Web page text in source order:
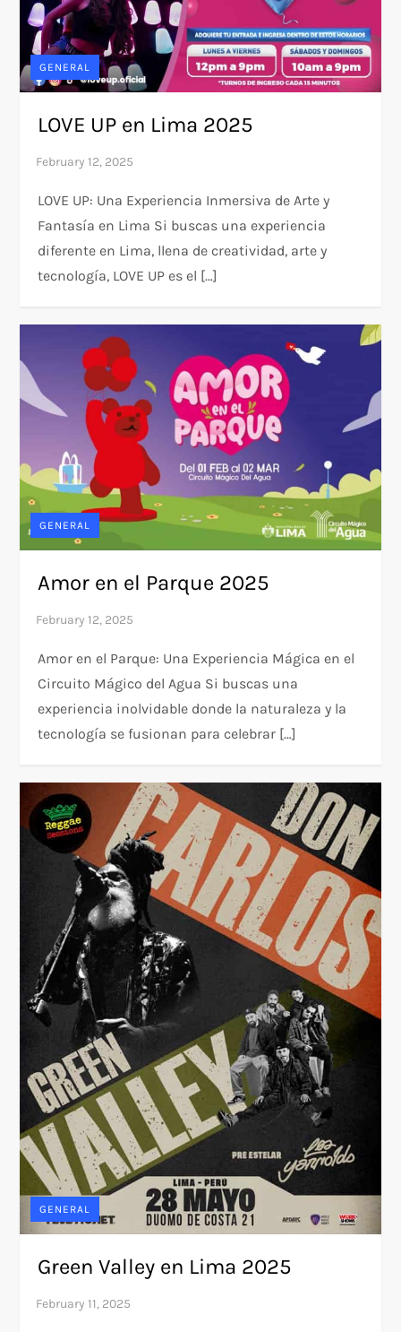
GENERAL
LOVE UP en Lima 2025
LOVE UP: Una Experiencia Inmersiva de Arte y
Fantasía en Lima Si buscas una experiencia
diferente en Lima, llena de creatividad, arte y
tecnología, LOVE UP es el […]
GENERAL
Amor en el Parque 2025
Amor en el Parque: Una Experiencia Mágica en el
Circuito Mágico del Agua Si buscas una
experiencia inolvidable donde la naturaleza y la
tecnología se fusionan para celebrar […]
GENERAL
Green Valley en Lima 2025